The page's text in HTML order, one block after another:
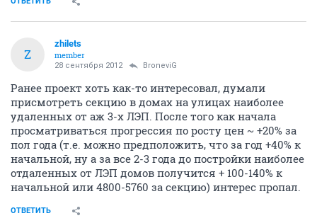
Z
zhilets
member
28 сентября 2012 BroneviG
Ранее проект хоть как-то интересовал, думали
присмотреть секцию в домах на улицах наиболее
удаленных от аж 3-х ЛЭП. После того как начала
просматриваться прогрессия по росту цен ~ +20% за
пол года (т.е. можно предположить, что за год +40% к
начальной, ну а за все 2-3 года до постройки наиболее
отдаленных от ЛЭП домов получится + 100-140% к
начальной или 4800-5760 за секцию) интерес пропал.
ОТВЕТИТЬ